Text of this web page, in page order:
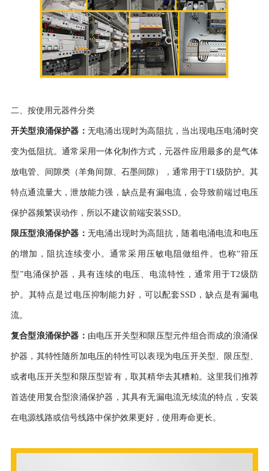
二、按使用元器件分类
开关型浪涌保护器： 无电涌出现时为高阻抗，当出现电压电涌时突
变为低阻抗。通常采用一体化制作方式，元器件应用最多的是气体
放电管、间隙类（羊角间隙、石墨间隙），通常用于T1级防护。其
特点通流量大，泄放能力强，缺点是有漏电流，会导致前端过电压
保护器频繁误动作，所以不建议前端安装SSD。
限压型浪涌保护器： 无电涌出现时为高阻抗，随着电涌电流和电压
的增加，阻抗连续变小。通常采用压敏电阻做组件。也称“箝压
型”电涌保护器，具有连续的电压、电流特性，通常用于T2级防
护。其特点是过电压抑制能力好，可以配套SSD，缺点是有漏电
流。
复合型浪涌保护器： 由电压开关型和限压型元件组合而成的浪涌保
护器，其特性随所加电压的特性可以表现为电压开关型、限压型、
或者电压开关型和限压型皆有，取其精华去其糟粕。这里我们推荐
首选使用复合型浪涌保护器，其具有无漏电流无续流的特点，安装
在电源线路或信号线路中保护效果更好，使用寿命更长。